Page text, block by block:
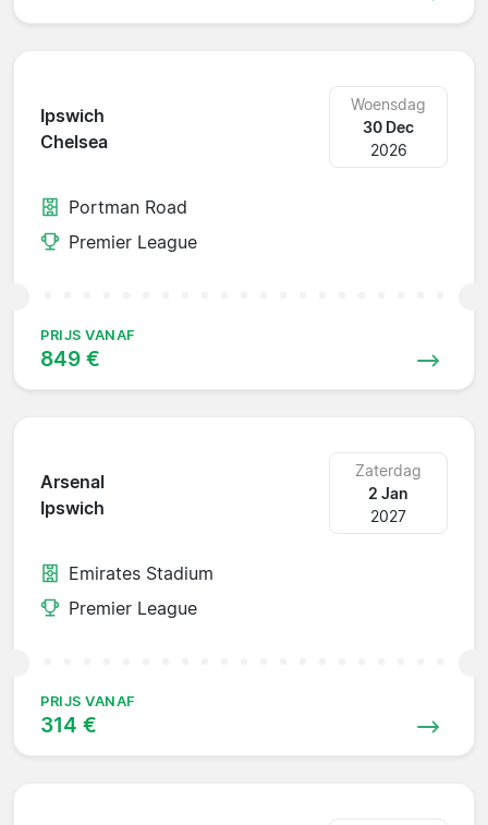
Ipswich
Chelsea
Woensdag
30 Dec
2026
Portman Road
Premier League
PRIJS VANAF
849 €
Arsenal
Ipswich
Zaterdag
2 Jan
2027
Emirates Stadium
Premier League
PRIJS VANAF
314 €